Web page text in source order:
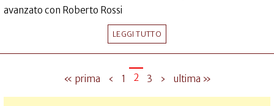
avanzato con Roberto Rossi
LEGGI TUTTO
« prima ‹ 1 2 3 › ultima »